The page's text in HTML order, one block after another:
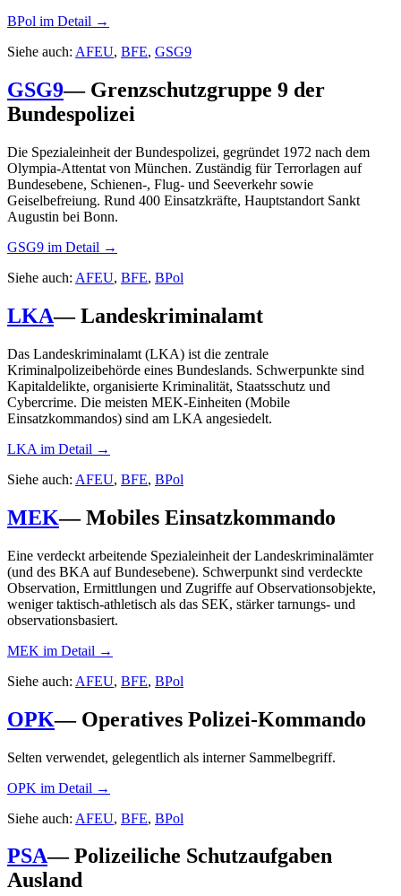
BPol im Detail →
Siehe auch: AFEU, BFE, GSG9
GSG9— Grenzschutzgruppe 9 der
Bundespolizei
Die Spezialeinheit der Bundespolizei, gegründet 1972 nach dem
Olympia-Attentat von München. Zuständig für Terrorlagen auf
Bundesebene, Schienen-, Flug- und Seeverkehr sowie
Geiselbefreiung. Rund 400 Einsatzkräfte, Hauptstandort Sankt
Augustin bei Bonn.
GSG9 im Detail →
Siehe auch: AFEU, BFE, BPol
LKA—Landeskriminalamt
Das Landeskriminalamt (LKA) ist die zentrale
Kriminalpolizeibehörde eines Bundeslands. Schwerpunkte sind
Kapitaldelikte, organisierte Kriminalität, Staatsschutz und
Cybercrime. Die meisten MEK-Einheiten (Mobile
Einsatzkommandos) sind am LKA angesiedelt.
LKA im Detail →
Siehe auch: AFEU, BFE, BPol
MEK—Mobiles Einsatzkommando
Eine verdeckt arbeitende Spezialeinheit der Landeskriminalämter
(und des BKA auf Bundesebene). Schwerpunkt sind verdeckte
Observation, Ermittlungen und Zugriffe auf Observationsobjekte,
weniger taktisch-athletisch als das SEK, stärker tarnungs- und
observationsbasiert.
MEK im Detail →
Siehe auch: AFEU, BFE, BPol
OPK— Operatives Polizei-Kommando
Selten verwendet, gelegentlich als interner Sammelbegriff.
OPK im Detail →
Siehe auch: AFEU, BFE, BPol
PSA—Polizeiliche Schutzaufgaben
Ausland